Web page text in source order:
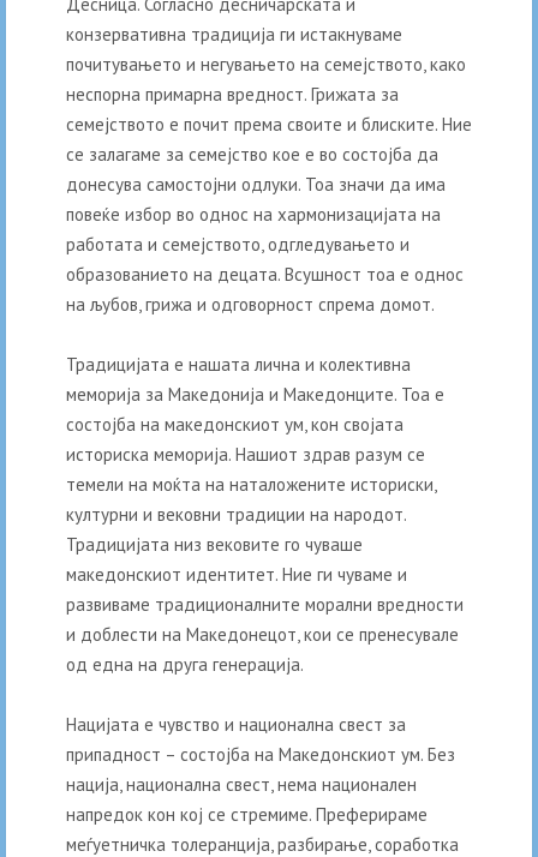
конзервативна традиција ги истакнуваме
почитувањето и негувањето на семејството, како
неспорна примарна вредност. Грижата за
семејството е почит према своите и блиските. Ние
се залагаме за семејство кое е во состојба да
донесува самостојни одлуки. Тоа значи да има
повеќе избор во однос на хармонизацијата на
работата и семејството, одгледувањето и
образованието на децата. Всушност тоа е однос
на љубов, грижа и одговорност спрема домот.
Традицијата е нашата лична и колективна
меморија за Македонија и Македонците. Тоа е
состојба на македонскиот ум, кон својата
историска меморија. Нашиот здрав разум се
темели на моќта на наталожените историски,
културни и вековни традиции на народот.
Традицијата низ вековите го чуваше
македонскиот идентитет. Ние ги чуваме и
развиваме традиционалните морални вредности
и доблести на Македонецот, кои се пренесувале
од една на друга генерација.
Нацијата е чувство и национална свест за
припадност – состојба на Македонскиот ум. Без
нација, национална свест, нема национален
напредок кон кој се стремиме. Преферираме
меѓуетничка толеранција, разбирање, соработка